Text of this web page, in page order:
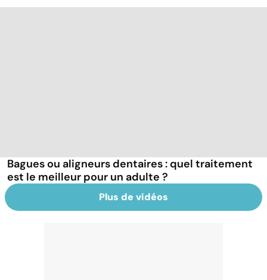
Bagues ou aligneurs dentaires : quel traitement
est le meilleur pour un adulte ?
Plus de vidéos